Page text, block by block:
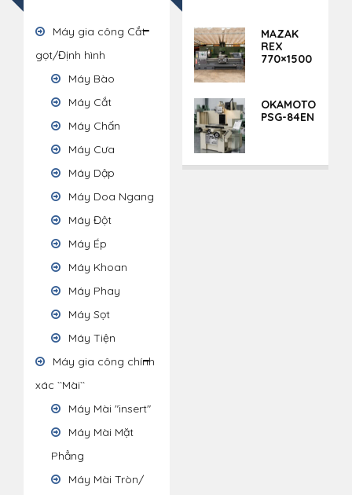
Máy gia công Cắt
gọt/Định hình
Máy Bào
Máy Cắt
Máy Chấn
Máy Cưa
Máy Dập
Máy Doa Ngang
Máy Đột
Máy Ép
Máy Khoan
Máy Phay
Máy Sọt
Máy Tiện
Máy gia công chính
xác ``Mài``
Máy Mài "insert"
Máy Mài Mặt
Phẳng
Máy Mài Tròn/
MAZAK
REX
770×1500
OKAMOTO
PSG-84EN